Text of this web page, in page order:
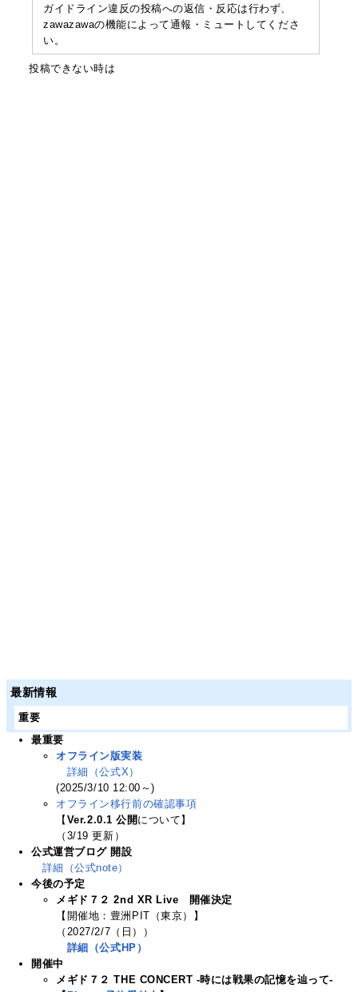
ガイドライン違反の投稿への返信・反応は行わず、
zawazawaの機能によって通報・ミュートしてくださ
い。
投稿できない時は
最新情報
重要
最重要
オフライン版実装
詳細（公式X）
(2025/3/10 12:00～)
オフライン移行前の確認事項
【 Ver.2.0.1 公開 について】
（3/19 更新）
公式運営ブログ 開設
詳細（公式note）
今後の予定
メギド７２ 2nd XR Live 開催決定
【開催地：豊洲PIT（東京）】
（2027/2/7（日））
詳細（公式HP）
開催中
メギド７２ THE CONCERT -時には戦果の記憶を辿って-